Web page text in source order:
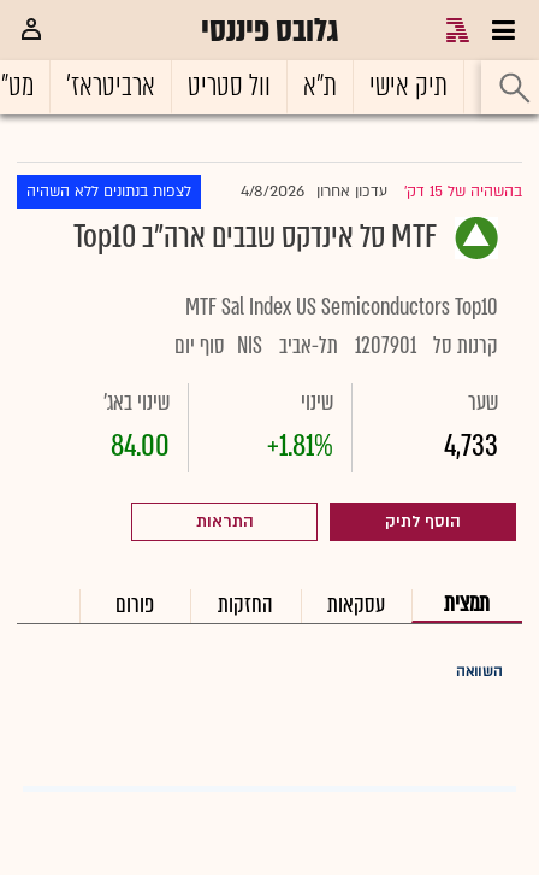
גלובס פיננסי
ראשי תיק אישי ת"א וול סטריט ארביטראז'
בהשהיה של 15 דק' |עדכון אחרון 4/8/2026 לצפות בנתונים ללא השהיה
MTF סל אינדקס שבבים ארה"ב Top10
MTF Sal Index US Semiconductors Top10
קרנות סל 1207901 תל-אביב NIS סוף יום
שער
4,733
שינוי
+1.81%
שינוי באג'
84.00
הוסף לתיק התראות
תמצית עסקאות החזקות פורום
השוואה